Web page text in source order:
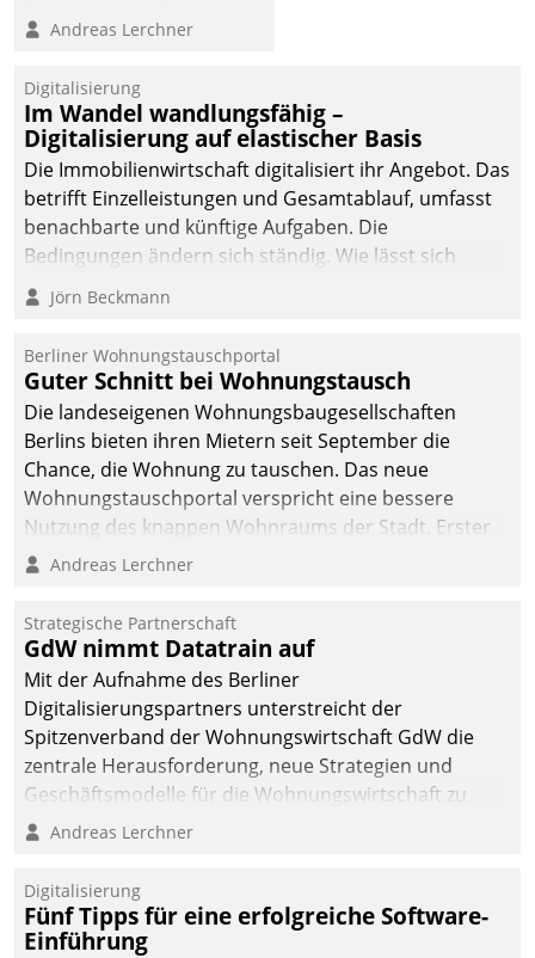
Softwareentwicklungshaus
Andreas Lerchner
Digitalisierung
Im Wandel wandlungsfähig –
Digitalisierung auf elastischer Basis
Die Immobilienwirtschaft digitalisiert ihr Angebot. Das
betrifft Einzelleistungen und Gesamtablauf, umfasst
benachbarte und künftige Aufgaben. Die
Bedingungen ändern sich ständig. Wie lässt sich
technisch die Kontrolle wahren und zugleich Freiraum
fürs Wachsen öffnen?
Jörn Beckmann
Berliner Wohnungstauschportal
Guter Schnitt bei Wohnungstausch
Die landeseigenen Wohnungsbaugesellschaften
Berlins bieten ihren Mietern seit September die
Chance, die Wohnung zu tauschen. Das neue
Wohnungstauschportal verspricht eine bessere
Nutzung des knappen Wohnraums der Stadt. Erster
Anwendungsfall für Datatrains Lösung API-Hub mit
Unternehmen.
Andreas Lerchner
Strategische Partnerschaft
GdW nimmt Datatrain auf
Mit der Aufnahme des Berliner
Digitalisierungspartners unterstreicht der
Spitzenverband der Wohnungswirtschaft GdW die
zentrale Herausforderung, neue Strategien und
Geschäftsmodelle für die Wohnungswirtschaft zu
entwickeln.
Andreas Lerchner
Digitalisierung
Fünf Tipps für eine erfolgreiche Software-
Einführung